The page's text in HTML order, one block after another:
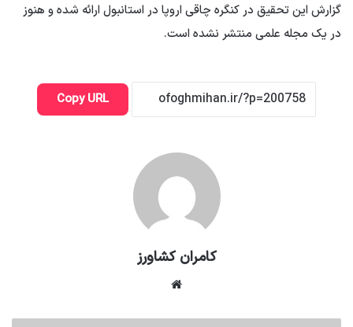
گزارش این تحقیق در کنگره چاقی اروپا در استانبول ارائه شده و هنوز
در یک مجله علمی منتشر نشده است.
Copy URL
کامران کشاورز